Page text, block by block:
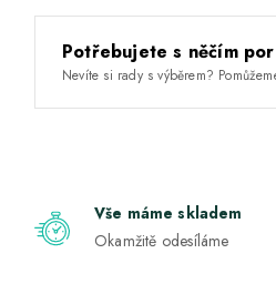
Potřebujete s něčím
Nevíte si rady s výběrem?
Vše máme skladem
Okamžitě odesíláme